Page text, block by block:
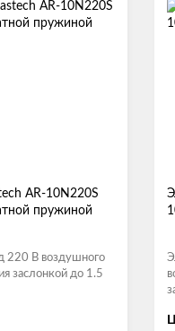
AR-10N220S
пружиной
220 В воздушного
заслонкой до 1.5